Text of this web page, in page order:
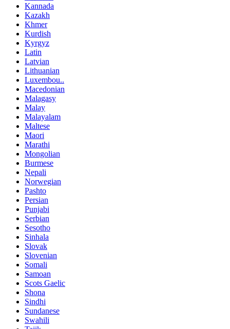
Kannada
Kazakh
Khmer
Kurdish
Kyrgyz
Latin
Latvian
Lithuanian
Luxembou..
Macedonian
Malagasy
Malay
Malayalam
Maltese
Maori
Marathi
Mongolian
Burmese
Nepali
Norwegian
Pashto
Persian
Punjabi
Serbian
Sesotho
Sinhala
Slovak
Slovenian
Somali
Samoan
Scots Gaelic
Shona
Sindhi
Sundanese
Swahili